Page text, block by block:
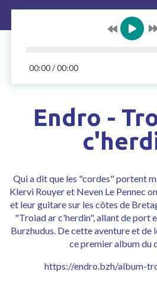
00:00/00:00
Endro -
Qui a dit que les "cordes" portent
Klervi Rouyer et Neven Le Pennec
et leur guitare sur les côtes de
"Troiad ar c'herdin", allant de port
Burzhudus. De cette aventure et de
ce premier album du
https://endro.bzh/album-